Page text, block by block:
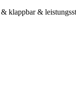
klappbar &